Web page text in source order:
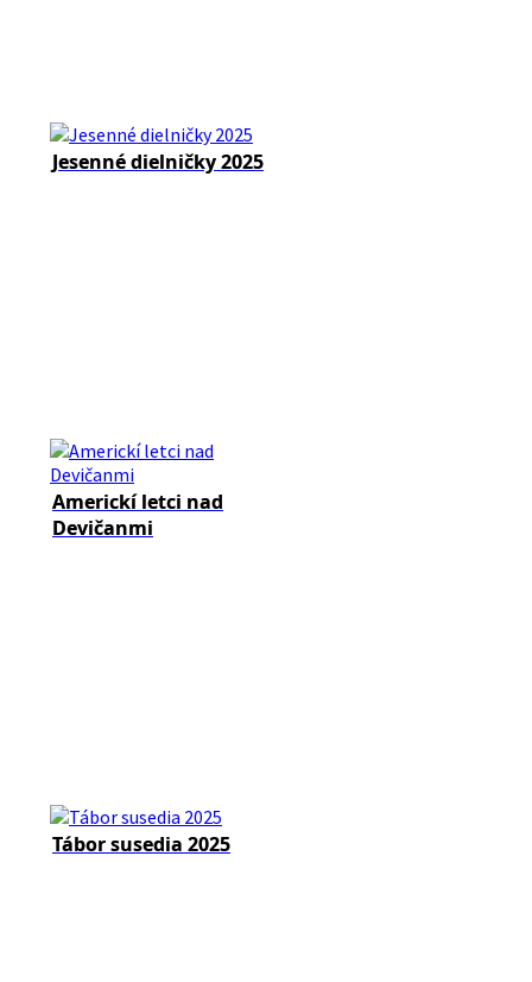
Jesenné dielničky 2025
Americkí letci nad
Devičanmi
Tábor susedia 2025